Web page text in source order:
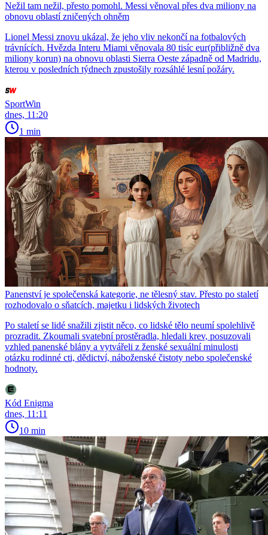
Nežil tam nežil, přesto pomohl. Messi věnoval přes dva miliony na
obnovu oblastí zničených ohněm
Lionel Messi znovu ukázal, že jeho vliv nekončí na fotbalových
trávnících. Hvězda Interu Miami věnovala 80 tisíc eur(přibližně dva
miliony korun) na obnovu oblasti Sierra Oeste západně od Madridu,
kterou v posledních týdnech zpustošily rozsáhlé lesní požáry.
SportWin
dnes, 11:20
1 min
Panenství je společenská kategorie, ne tělesný stav. Přesto po staletí
rozhodovalo o sňatcích, majetku i lidských životech
Po staletí se lidé snažili zjistit něco, co lidské tělo neumí spolehlivě
prozradit. Zkoumali svatební prostěradla, hledali krev, posuzovali
vzhled panenské blány a vytvářeli z ženské sexuální minulosti
otázku rodinné cti, dědictví, náboženské čistoty nebo společenské
hodnoty.
Kód Enigma
dnes, 11:11
10 min